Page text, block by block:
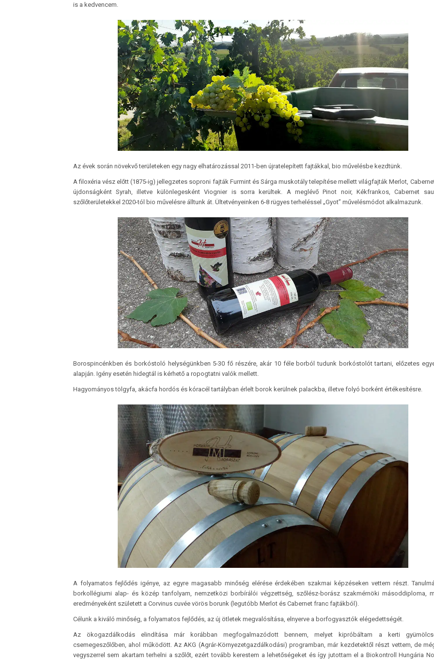
is a kedvencem.
Az évek során növekvő területeken egy nagy elhatározással 2011-ben újratelepített fajtákkal, bio művelésbe kezdtünk.
A filoxéria vész előtt (1875-ig) jellegzetes soproni fajták Furmint és Sárga muskotály telepítése mellett világfajták Merlot,
újdonságként Syrah, illetve különlegesként Viognier is sorra kerültek. A meglévő Pinot noir, Kékfrankos, Cabernet
szőlőterületekkel 2020-tól bio művelésre álltunk át. Ültetvényeinken 6-8 rügyes terheléssel „Gyot” művelésmódot alkalmazunk.
Borospincénkben és borkóstoló helységünkben 5-30 fő részére, akár 10 féle borból tudunk borkóstolót tartani, előzetes
alapján. Igény esetén hidegtál is kérhető a ropogtatni valók mellett.
Hagyományos tölgyfa, akácfa hordós és kóracél tartályban érlelt borok kerülnek palackba, illetve folyó borként értékesítésre.
A folyamatos fejlődés igénye, az egyre magasabb minőség elérése érdekében szakmai képzéseken vettem részt.
borkollégiumi alap- és közép tanfolyam, nemzetközi borbírálói végzettség, szőlész-borász szakmérnöki másod­diploma,
eredményeként született a Corvi­nus cuvée vörös borunk (legutóbb Merlot és Cabernet franc fajtákból).
Célunk a kiváló minőség, a folyamatos fejlődés, az új ötletek megvalósítása, elnyerve a borfogyasztók elégedettségét.
Az ökogazdálkodás elindítása már korábban megfogalmazódott bennem, melyet kipróbáltam a kerti
csemegeszőlőben, ahol működött. Az AKG (Agrár-Környezet­gazdál­kodási) programban, már kezdetektől részt vettem, de
vegyszerrel sem akartam terhelni a szőlőt, ezért tovább kerestem a lehetőségeket és így jutottam el a Biokontroll Hungária